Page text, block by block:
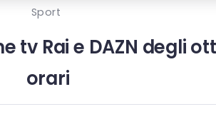
Sport
Rai e DAZN degli
orari